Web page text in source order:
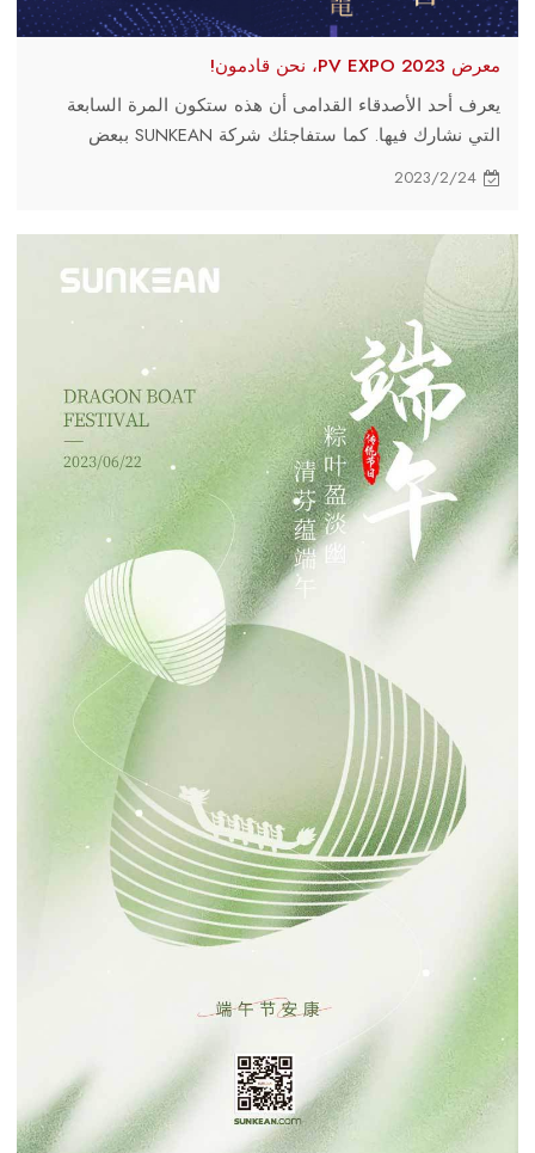
معرض PV EXPO 2023، نحن قادمون!
يعرف أحد الأصدقاء القدامى أن هذه ستكون المرة السابعة
التي نشارك فيها. كما ستفاجئك شركة SUNKEAN ببعض
المنتجات الجديدة هذه المرة. نرحب بكل من يزور الموقع
بصدق!
2023/2/24